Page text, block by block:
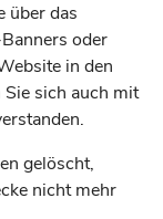
über das
oder
in den
sich auch mit
gelöscht,
nicht mehr